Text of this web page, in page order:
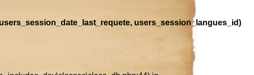
users_session_langues_id)